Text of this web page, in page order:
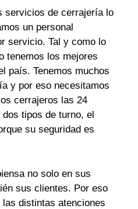
servicios de cerrajería lo
un personal
servicio. Tal y como lo
tenemos los mejores
país. Tenemos muchos
y por eso necesitamos
cerrajeros las 24
tipos de turno, el
su seguridad es
no solo en sus
sus clientes. Por eso
distintas atenciones